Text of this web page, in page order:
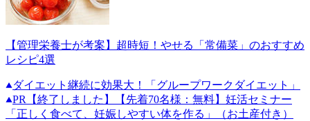
【管理栄養士が考案】超時短！やせる「常備菜」のおすすめ
レシピ4選
ダイエット継続に効果大！「グループワークダイエット」
PR 【終了しました】【先着70名様：無料】妊活セミナー
「正しく食べて、妊娠しやすい体を作る」（お土産付き）